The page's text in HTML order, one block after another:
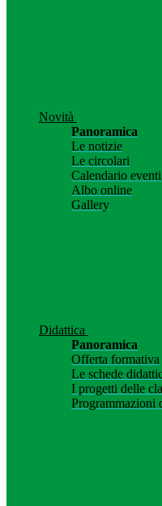
Novità
Panoramica
Le notizie
Le circolari
Calendario eventi
Albo online
Gallery
Didattica
Panoramica
Offerta formativa
Le schede
I progetti delle
Programmazioni